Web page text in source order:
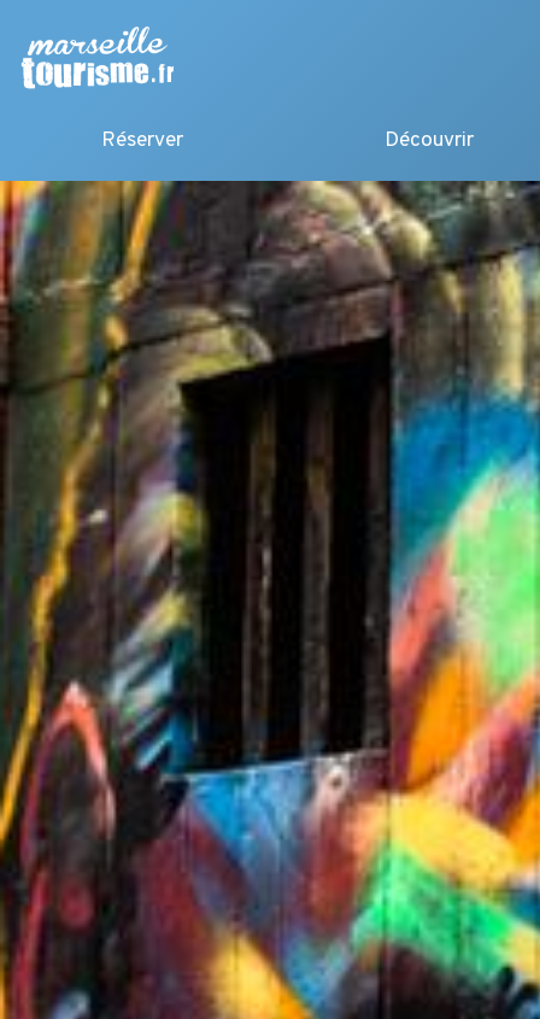
Réserver Découvrir